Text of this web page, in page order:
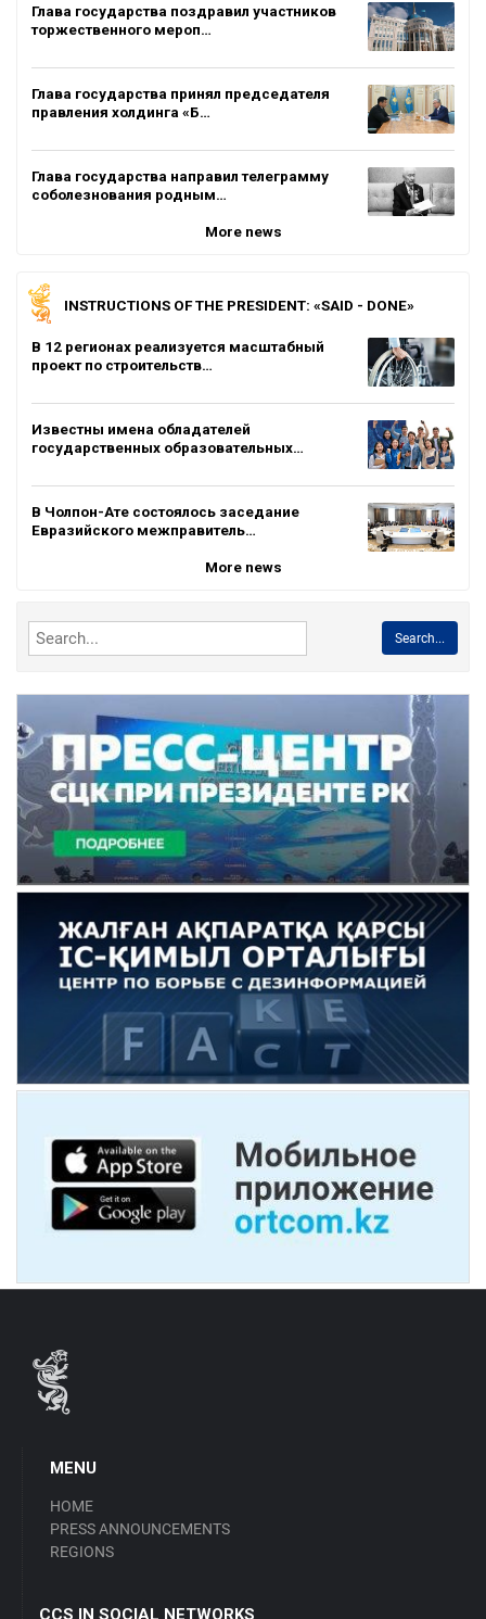
Глава государства поздравил участников
торжественного мероп…
Глава государства принял председателя
правления холдинга «Б…
Глава государства направил телеграмму
соболезнования родным…
More news
INSTRUCTIONS OF THE PRESIDENT: «SAID - DONE»
В 12 регионах реализуется масштабный
проект по строительств…
Известны имена обладателей
государственных образовательных…
В Чолпон-Ате состоялось заседание
Евразийского межправитель…
More news
Search...
MENU
HOME
PRESS ANNOUNCEMENTS
REGIONS
CCS IN SOCIAL NETWORKS